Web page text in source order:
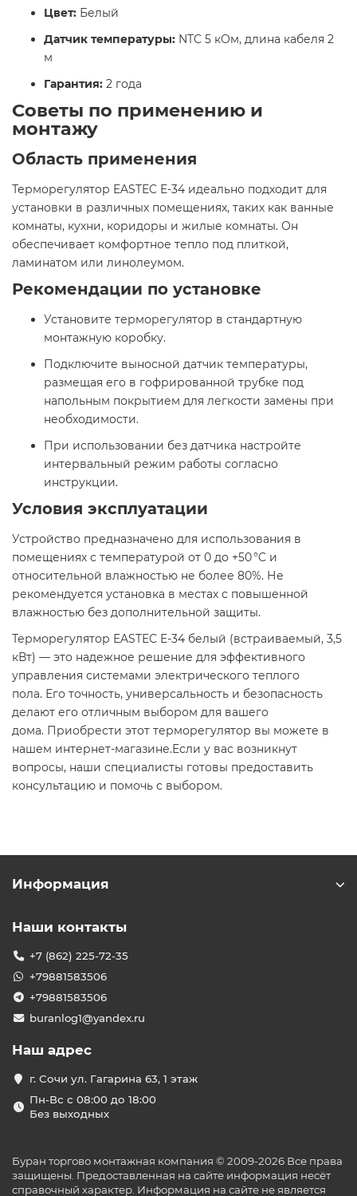
Цвет: Белый
Датчик температуры: NTC 5 кОм, длина кабеля 2
м
Гарантия: 2 года​
Советы по применению и
монтажу
Область применения
Терморегулятор EASTEC E-34 идеально подходит для
установки в различных помещениях, таких как ванные
комнаты, кухни, коридоры и жилые комнаты. Он
обеспечивает комфортное тепло под плиткой,
ламинатом или линолеумом.​
Рекомендации по установке
Установите терморегулятор в стандартную
монтажную коробку.
Подключите выносной датчик температуры,
размещая его в гофрированной трубке под
напольным покрытием для легкости замены при
необходимости.
При использовании без датчика настройте
интервальный режим работы согласно
инструкции.​
Условия эксплуатации
Устройство предназначено для использования в
помещениях с температурой от 0 до +50 °C и
относительной влажностью не более 80%. Не
рекомендуется установка в местах с повышенной
влажностью без дополнительной защиты.​
Терморегулятор EASTEC E-34 белый (встраиваемый, 3,5
кВт) — это надежное решение для эффективного
управления системами электрического теплого
пола. Его точность, универсальность и безопасность
делают его отличным выбором для вашего
дома. Приобрести этот терморегулятор вы можете в
нашем интернет-магазине.Если у вас возникнут
вопросы, наши специалисты готовы предоставить
консультацию и помочь с выбором.
Информация
Наши контакты
+7 (862) 225-72-35
+79881583506
+79881583506
buranlog1@yandex.ru
Наш адрес
г. Сочи ул. Гагарина 63, 1 этаж
Пн-Вс с 08:00 до 18:00
Без выходных
Буран торгово монтажная компания © 2009-2026 Все права
защищены. Предоставленная на сайте информация несёт
справочный характер. Информация на сайте не является